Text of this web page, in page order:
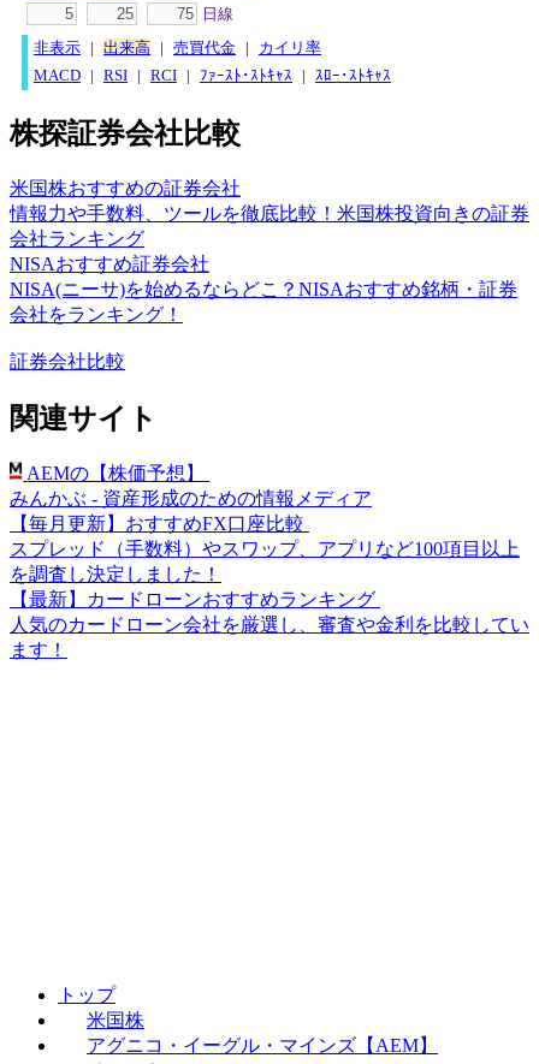
日線
非表示 | 出来高 | 売買代金 |
カイリ率
MACD | RSI | RCI | ﾌｧｰｽﾄ･ｽﾄｷｬｽ | ｽﾛｰ･ｽﾄｷｬｽ
株探証券会社比較
米国株おすすめの証券会社
情報力や手数料、ツールを徹底比較！米国株投資向きの証券
会社ランキング
NISAおすすめ証券会社
NISA(ニーサ)を始めるならどこ？NISAおすすめ銘柄・証券
会社をランキング！
証券会社比較
関連サイト
AEMの【株価予想】
みんかぶ - 資産形成のための情報メディア
【毎月更新】おすすめFX口座比較
スプレッド（手数料）やスワップ、アプリなど100項目以上
を調査し決定しました！
【最新】カードローンおすすめランキング
人気のカードローン会社を厳選し、審査や金利を比較してい
ます！
トップ
米国株
アグニコ・イーグル・マインズ【AEM】